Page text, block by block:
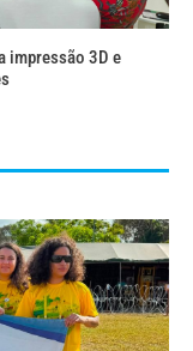
impressão 3D e